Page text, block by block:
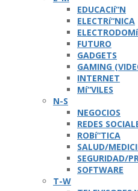
EDUCACIí“N
ELECTRí“NICA
FUTURO
GADGETS
GAMING
INTERNET
Mí“VILES
N-S
NEGOCIOS
REDES
ROBí“TICA
SALUD/
SEGURIDAD/
SOFTWARE
T-W